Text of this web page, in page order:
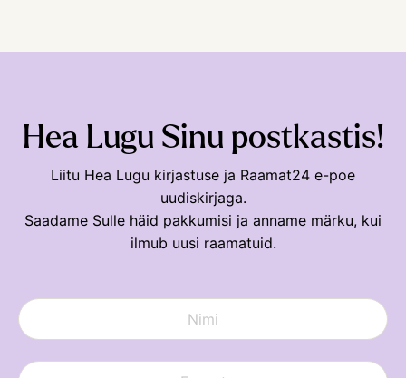
Hea Lugu Sinu postkastis!
Liitu Hea Lugu kirjastuse ja Raamat24 e-poe
uudiskirjaga.
Saadame Sulle häid pakkumisi ja anname märku, kui
ilmub uusi raamatuid.